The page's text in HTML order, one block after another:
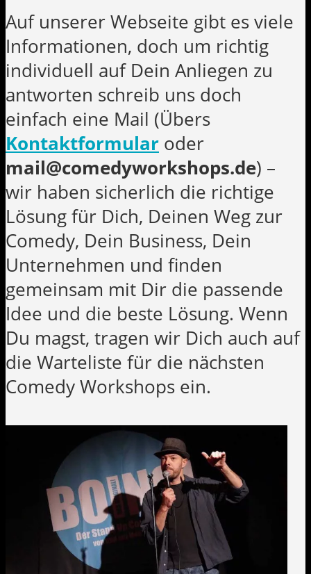
Auf unserer Webseite gibt es viele
Informationen, doch um richtig
individuell auf Dein Anliegen zu
antworten schreib uns doch
einfach eine Mail (Übers
Kontaktformular oder
mail@comedyworkshops.de) –
wir haben sicherlich die richtige
Lösung für Dich, Deinen Weg zur
Comedy, Dein Business, Dein
Unternehmen und finden
gemeinsam mit Dir die passende
Idee und die beste Lösung. Wenn
Du magst, tragen wir Dich auch auf
die Warteliste für die nächsten
Comedy Workshops ein.